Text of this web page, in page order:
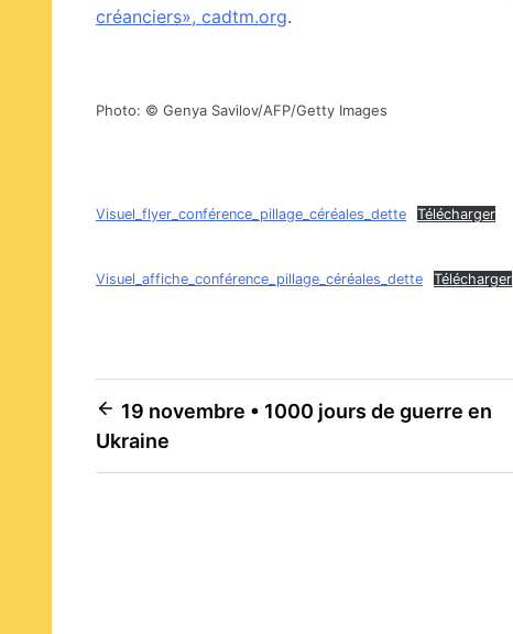
créanciers», cadtm.org.
Photo: © Genya Savilov/AFP/Getty Images
Visuel_flyer_conférence_pillage_céréales_dette Télécharger
Visuel_affiche_conférence_pillage_céréales_dette Télécharger
Navigation
de
19 novembre • 1000 jours de guerre en
Ukraine